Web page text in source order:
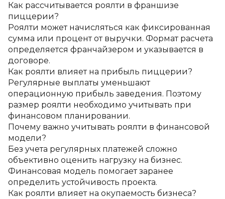
Как рассчитывается роялти в франшизе
пиццерии?
Роялти может начисляться как фиксированная
сумма или процент от выручки. Формат расчета
определяется франчайзером и указывается в
договоре.
Как роялти влияет на прибыль пиццерии?
Регулярные выплаты уменьшают
операционную прибыль заведения. Поэтому
размер роялти необходимо учитывать при
финансовом планировании.
Почему важно учитывать роялти в финансовой
модели?
Без учета регулярных платежей сложно
объективно оценить нагрузку на бизнес.
Финансовая модель помогает заранее
определить устойчивость проекта.
Как роялти влияет на окупаемость бизнеса?